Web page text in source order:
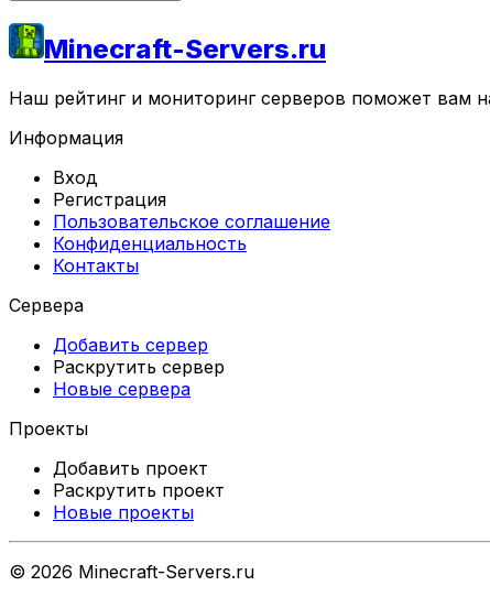
Minecraft-Servers.ru
Наш рейтинг и мониторинг серверов поможет вам
Информация
Вход
Регистрация
Пользовательское соглашение
Конфиденциальность
Контакты
Сервера
Добавить сервер
Раскрутить сервер
Новые сервера
Проекты
Добавить проект
Раскрутить проект
Новые проекты
© 2026 Minecraft-Servers.ru